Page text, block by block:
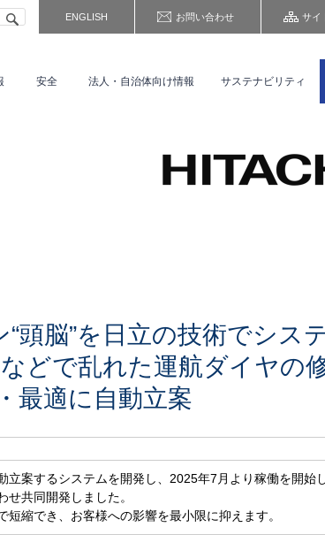
ENGLISH お問い合わせ サイ
安全 法人・自治体向け情報 サステナビリティ
頭脳”を日立の技術でシス
どで乱れた運航ダイヤの
最適に自動立案
案するシステムを開発し、2025年7月より稼働を開始
せ共同開発しました。
縮でき、お客様への影響を最小限に抑えます。